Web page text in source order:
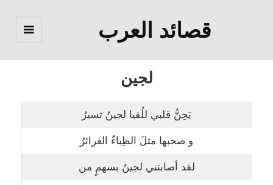
قصائد العرب
لجين
يَحِنُّ قلبي للُقيا لجينُ تسيرُ
و صحبها مثلَ الظِباءٌ الغرائرُ
لقد أصابتني لجينُ بسهمٍ من